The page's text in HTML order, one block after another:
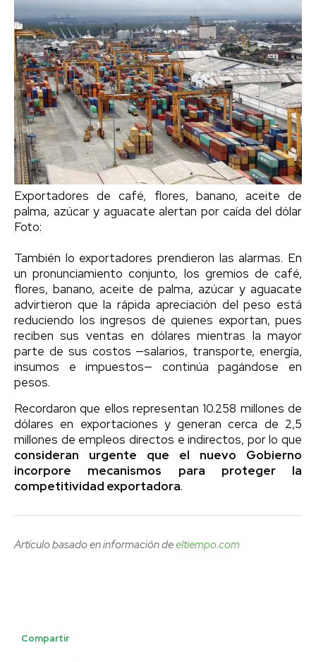
Exportadores de café, flores, banano, aceite de
palma, azúcar y aguacate alertan por caída del dólar
Foto:
También lo exportadores prendieron las alarmas. En
un pronunciamiento conjunto, los gremios de café,
flores, banano, aceite de palma, azúcar y aguacate
advirtieron que la rápida apreciación del peso está
reduciendo los ingresos de quienes exportan, pues
reciben sus ventas en dólares mientras la mayor
parte de sus costos —salarios, transporte, energía,
insumos e impuestos— continúa pagándose en
pesos.
Recordaron que ellos representan 10.258 millones de
dólares en exportaciones y generan cerca de 2,5
millones de empleos directos e indirectos, por lo que
consideran urgente que el nuevo Gobierno
incorpore mecanismos para proteger la
competitividad exportadora.
Artículo basado en información deeltiempo.com
Compartir